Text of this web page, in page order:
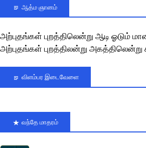
ஆத்ம ஞானம்
அற்புதங்கள் புறத்திலென்று ஆடி ஓடும்
அற்புதங்கள் புறத்திலன்று
விளம்பர இடைவேளை
வந்தே மாதரம்